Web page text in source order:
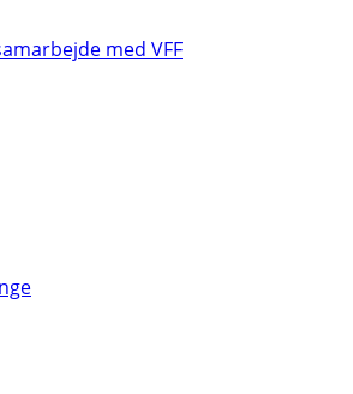
med VFF